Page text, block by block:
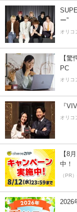
ー”
オリコ
【
PC
オリコ
『
オリコ
【8
中！
（PR
2026